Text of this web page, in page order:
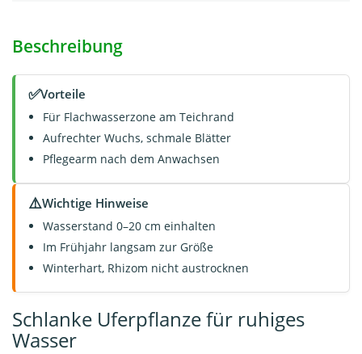
Beschreibung
✅Vorteile
Für Flachwasserzone am Teichrand
Aufrechter Wuchs, schmale Blätter
Pflegearm nach dem Anwachsen
⚠️Wichtige Hinweise
Wasserstand 0–20 cm einhalten
Im Frühjahr langsam zur Größe
Winterhart, Rhizom nicht austrocknen
Schlanke Uferpflanze für ruhiges
Wasser